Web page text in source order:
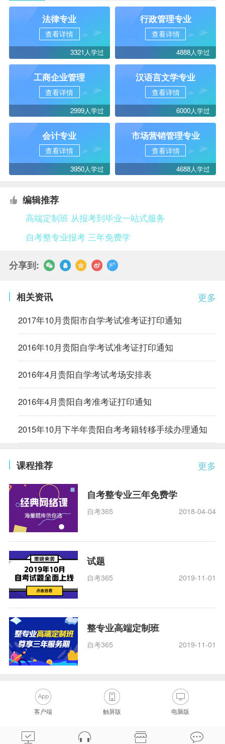
法律专业
查看详情
3321人学过
行政管理专业
查看详情
4888人学过
工商企业管理
查看详情
2999人学过
汉语言文学专业
查看详情
6000人学过
会计专业
查看详情
3950人学过
市场营销管理专业
查看详情
4688人学过
编辑推荐
高端定制班 从报考到毕业一站式服务
自考整专业报考 三年免费学
分享到:
更多
相关资讯
2017年10月贵阳市自学考试准考证打印通知
2016年10月贵阳自学考试准考证打印通知
2016年4月贵阳自学考试考场安排表
2016年4月贵阳自考准考证打印通知
2015年10月下半年贵阳自考考籍转移手续办理通知
更多
课程推荐
自考整专业三年免费学
自考365 2018-04-04
试题
自考365 2019-11-01
整专业高端定制班
自考365 2019-11-01
客户端 触屏版 电脑版